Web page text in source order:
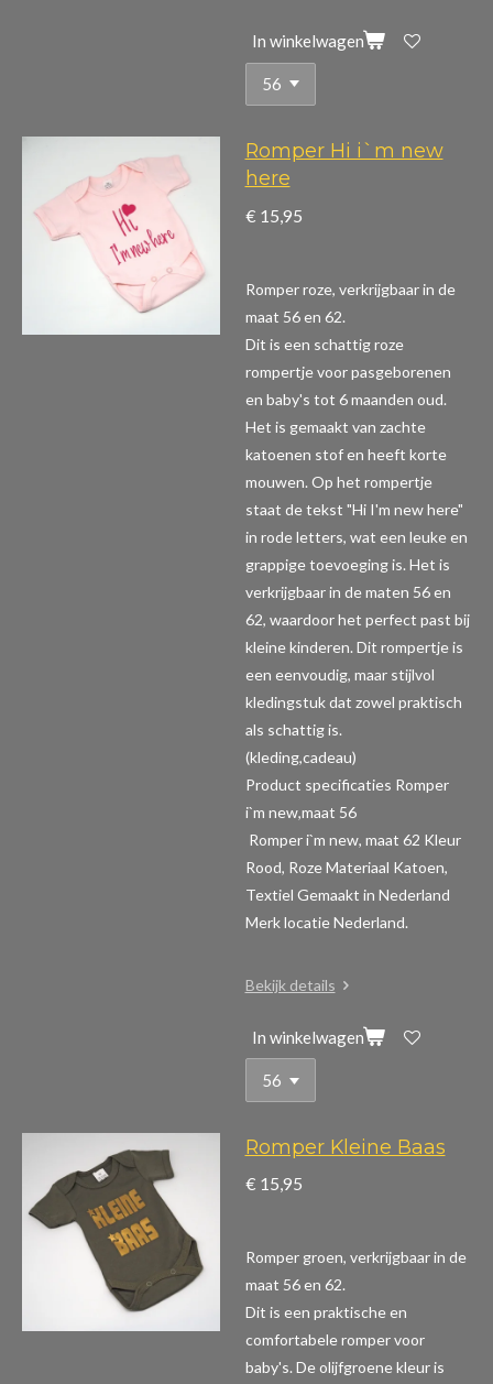
In winkelwagen
Romper Hi i`m new
here
€ 15,95
Romper roze, verkrijgbaar in de
maat 56 en 62.
Dit is een schattig roze
rompertje voor pasgeborenen
en baby's tot 6 maanden oud.
Het is gemaakt van zachte
katoenen stof en heeft korte
mouwen. Op het rompertje
staat de tekst "Hi I'm new here"
in rode letters, wat een leuke en
grappige toevoeging is. Het is
verkrijgbaar in de maten 56 en
62, waardoor het perfect past bij
kleine kinderen. Dit rompertje is
een eenvoudig, maar stijlvol
kledingstuk dat zowel praktisch
als schattig is.
(kleding,cadeau)
Product specificaties Romper
i`m new,maat 56
Romper i`m new, maat 62 Kleur
Rood, Roze Materiaal Katoen,
Textiel Gemaakt in Nederland
Merk locatie Nederland.
Bekijk details
In winkelwagen
Romper Kleine Baas
€ 15,95
Romper groen, verkrijgbaar in de
maat 56 en 62.
Dit is een praktische en
comfortabele romper voor
baby's. De olijfgroene kleur is